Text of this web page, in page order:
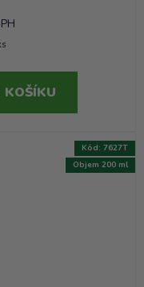
KOŠÍKU
Objem 200 ml
Kód: 7627T